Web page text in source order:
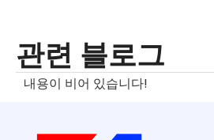
관련 블로그
내용이 비어 있습니다!